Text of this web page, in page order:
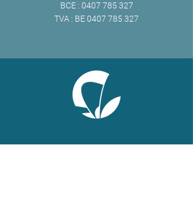
BCE : 0407 785 327
TVA : BE0407 785 327